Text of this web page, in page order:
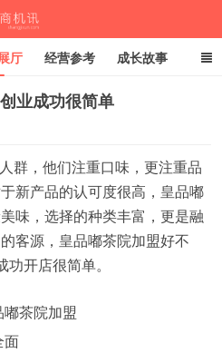
厅 经营参考 成长故事
业成功很简单
群，他们注重口味，更注重品
新产品的认可度很高，皇品嘟
味，选择的种类丰富，更是融
客源，皇品嘟茶院加盟好不
开店很简单。